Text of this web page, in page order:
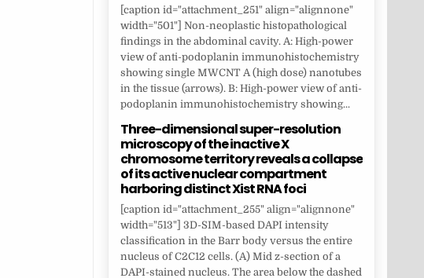
[caption id="attachment_251" align="alignnone"
width="501"] Non-neoplastic histopathological
findings in the abdominal cavity. A: High-power
view of anti-podoplanin immunohistochemistry
showing single MWCNT A (high dose) nanotubes
in the tissue (arrows). B: High-power view of anti-
podoplanin immunohistochemistry showing...
Three-dimensional super-resolution
microscopy of the inactive X
chromosome territory reveals a collapse
of its active nuclear compartment
harboring distinct Xist RNA foci
[caption id="attachment_255" align="alignnone"
width="513"] 3D-SIM-based DAPI intensity
classification in the Barr body versus the entire
nucleus of C2C12 cells. (A) Mid z-section of a
DAPI-stained nucleus. The area below the dashed